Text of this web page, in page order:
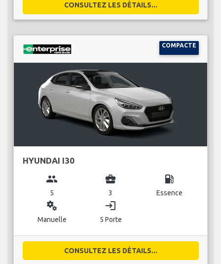
CONSULTEZ LES DÉTAILS...
COMPACTE
HYUNDAI I30
group
5
business_center
3
local_gas_station
Essence
miscellaneous_services
Manuelle
login
5 Porte
CONSULTEZ LES DÉTAILS...